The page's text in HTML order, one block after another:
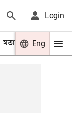
Login
মতামত খেলা
Eng